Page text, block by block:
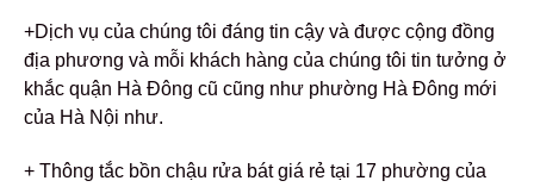
+Dịch vụ của chúng tôi đáng tin cậy và được cộng đồng
địa phương và mỗi khách hàng của chúng tôi tin tưởng ở
khắc quận Hà Đông cũ cũng như phường Hà Đông mới
của Hà Nội như.
+ Thông tắc bồn chậu rửa bát giá rẻ tại 17 phường của